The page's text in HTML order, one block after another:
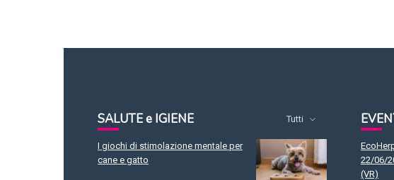
SALUTE e IGIENE Tutti
I giochi di stimolazione mentale per
cane e gatto
22/06/
(VR)